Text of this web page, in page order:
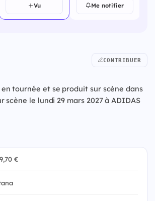
Vu Me notifier
CONTRIBUER
tournée et se produit sur scène dans
scène le lundi 29 mars 2027 à ADIDAS
€